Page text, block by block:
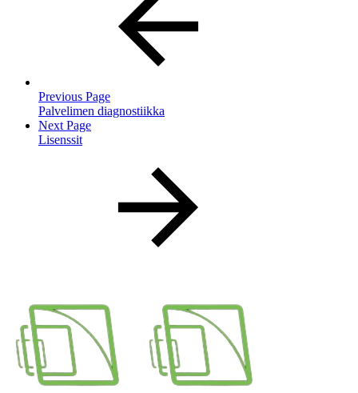
Previous Page
Palvelimen diagnostiikka
Next Page
Lisenssit